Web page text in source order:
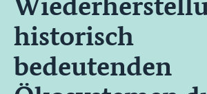
historisch
bedeutenden